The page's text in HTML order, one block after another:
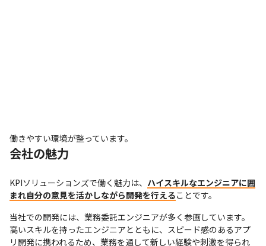
働きやすい環境が整っています。
会社の魅力
KPIソリューションズで働く魅力は、 ハイスキルなエンジニアに囲
まれ自分の意見を活かしながら開発を行えることです。
当社での開発には、業務委託エンジニアが多く参画しています。
高いスキルを持ったエンジニアとともに、スピード感のあるアプ
リ開発に携われるため、業務を通して新しい経験や刺激を得られ